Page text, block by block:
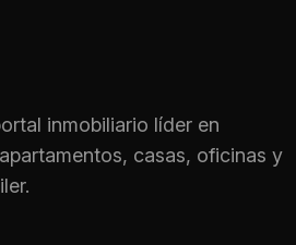
inmobiliario líder en
casas, oficinas y